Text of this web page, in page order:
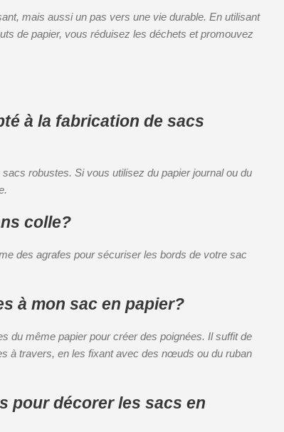
mais aussi un pas vers une vie durable. En utilisant
de papier, vous réduisez les déchets et promouvez
à la fabrication de sacs
robustes. Si vous utilisez du papier journal ou du
colle?
des agrafes pour sécuriser les bords de votre sac
à mon sac en papier?
du même papier pour créer des poignées. Il suffit de
à travers, en les fixant avec des nœuds ou du ruban
pour décorer les sacs en